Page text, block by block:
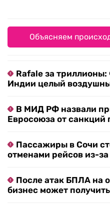
Объясняем
Rafale за
Индии целый
В МИД РФ назвали
Евросоюза от санкций
Пассажиры в Сочи
отменами рейсов из-
После атак БПЛА на
бизнес может